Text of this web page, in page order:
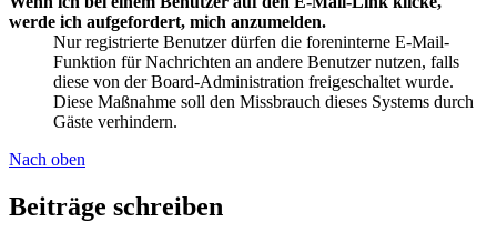
werde ich aufgefordert, mich anzumelden.
Nur registrierte Benutzer dürfen die foreninterne E-Mail-
Funktion für Nachrichten an andere Benutzer nutzen, falls
diese von der Board-Administration freigeschaltet wurde.
Diese Maßnahme soll den Missbrauch dieses Systems durch
Gäste verhindern.
Nach oben
Beiträge schreiben